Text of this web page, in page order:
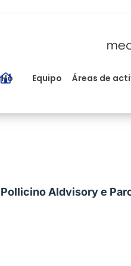
Home Equipo Áreas de
Pollicino AIdvisory e